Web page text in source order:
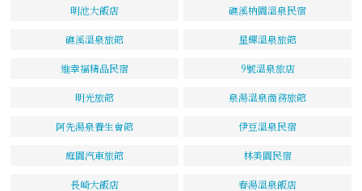
明池大飯店 礁溪枘園溫泉民宿
礁溪溫泉旅館 星輝溫泉旅館
進幸福精品民宿 9號溫泉旅店
明光旅館 泉湯溫泉商務旅館
阿先湯泉養生會館 伊豆溫泉民宿
庭園汽車旅館 林美園民宿
長崎大飯店 春湯溫泉飯店